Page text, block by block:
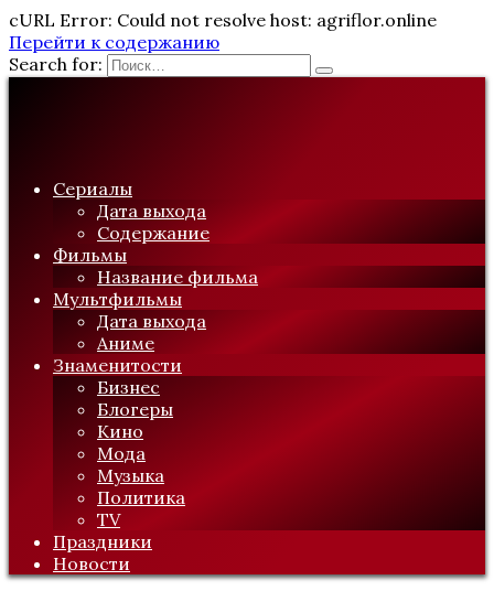
cURL Error: Could not resolve host: agriflor.online
Перейти к содержанию
Search for:
Сериалы
Дата выхода
Содержание
Фильмы
Название фильма
Мультфильмы
Дата выхода
Аниме
Знаменитости
Бизнес
Блогеры
Кино
Мода
Музыка
Политика
TV
Праздники
Новости